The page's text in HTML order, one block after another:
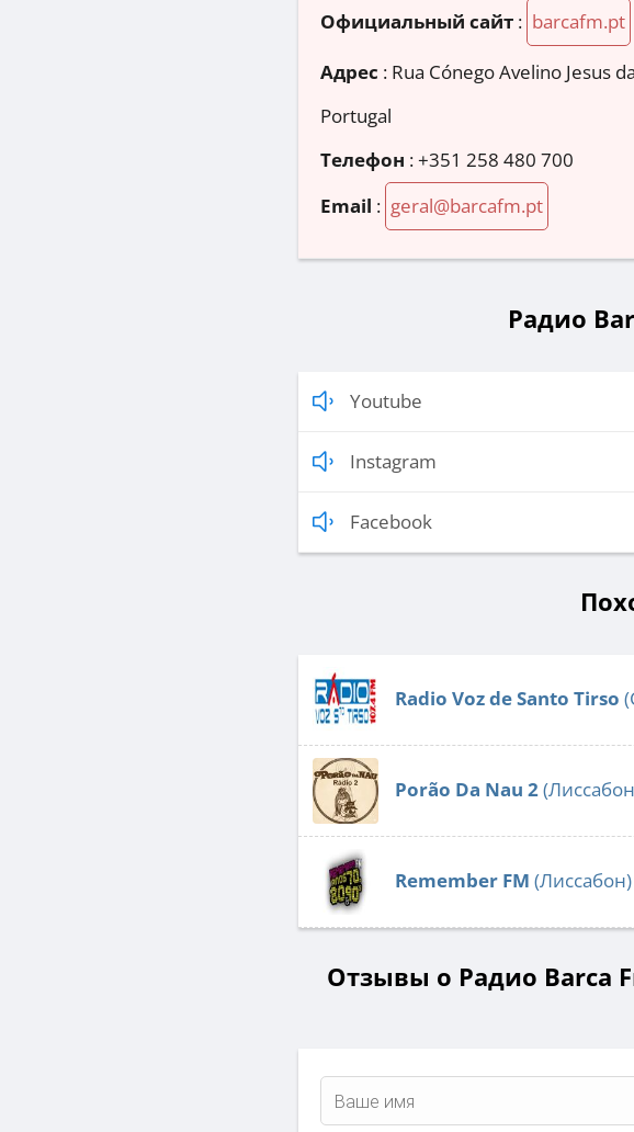
Официальный сайт : barcafm.pt
Адрес : Rua Cónego Avelino Jesus
Portugal
Телефон :+351 258 480 700
Email : geral@barcafm.pt
Радио
Youtube
Instagram
Facebook
Radio Voz de Santo Tirso
Porão Da Nau 2
Remember FM (Лиссабон)
Отзывы о Радио Barca